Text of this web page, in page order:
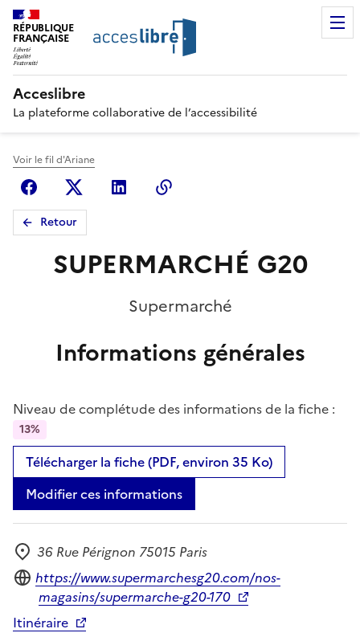
RÉPUBLIQUE
FRANÇAISE
Acceslibre
La plateforme collaborative de l’accessibilité
Voir le fil d'Ariane
FacebookX (anciennement Twitter)
Linkedin
Retour
SUPERMARCHÉ G20
Supermarché
Informations générales
Niveau de complétude des informations de la fiche :
13%
Télécharger la fiche (PDF, environ 35 Ko)
Modifier ces informations
Adresse
36 Rue Pérignon 75015 Paris
Site internet
https://www.supermarchesg20.com/nos-
magasins/supermarche-g20-170
Itinéraire